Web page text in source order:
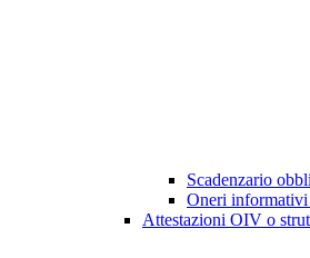
Scadenzario
Oneri informativi
Attestazioni OIV o